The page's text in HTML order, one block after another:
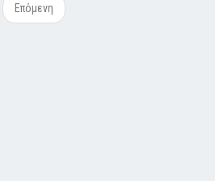
Επόμενη